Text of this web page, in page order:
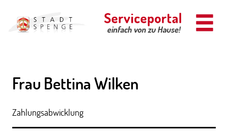
Frau Bettina Wilken
Zahlungsabwicklung